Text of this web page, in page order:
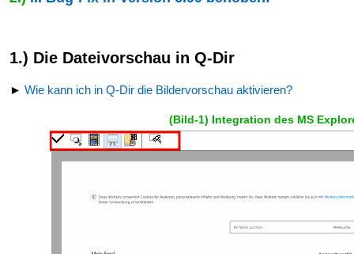
1.) Die Dateivorschau in Q-Dir
► Wie kann ich in Q-Dir die Bildervorschau aktivieren?
(Bild-1) Integration des MS